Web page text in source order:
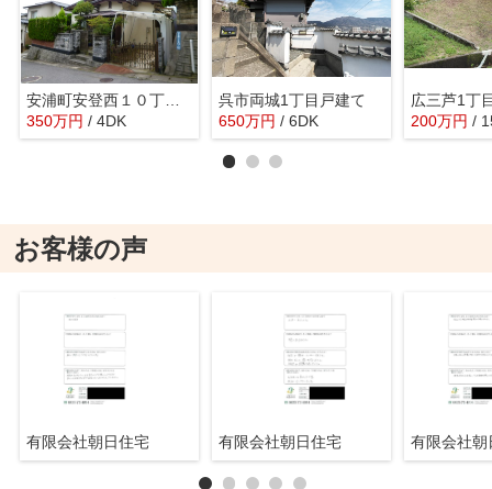
安浦町安登西１０丁目売り家
350万円 / 4DK
呉市両城1丁目戸建て
650万円 / 6DK 200万円 /
お客様の声
有限会社朝日住宅 有限会社朝日住宅 有限会社